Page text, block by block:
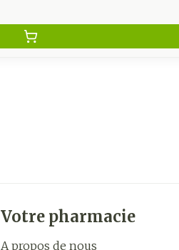
Votre pharmacie
A propos de nous